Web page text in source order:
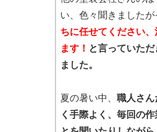
い、色々聞きました
ちに任せてください
ます！ と言っていた
ました。
夏の暑い中、 職人さん
く手際よく、毎回の